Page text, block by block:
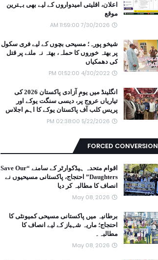
اعلان، اقلیتی امیدواروں کے لیے بھی بہترین
موقع
7/30/2026 11:59:00 AM
شیخو پورہ؛ مسیحی بچوں کے لیے فری سکول
پر بھتہ خوروں کا حملہ، بھتہ نہ ملنے پر قتل
کی دھمکیاں
4/30/2022 01:52:00 PM
انگلینڈ میں یومِ آزادی پاکستان 2026 کی
تیاریاں عروج پر، دیسی سنگت یوکے اور
پریس کلب آف پاکستان یوکے کا اہم اجلاس
5/22/2026 02:38:00 PM
FORCED CONVERSION
اقوام متحدہ ہیڈکوارٹر کے سامنے “Save Our
Daughters” احتجاج، پاکستانی مسیحیوں نے
انصاف کا مطالبہ کر دیا
May 08, 2026
برطانیہ میں پاکستانی مسیحی کمیونٹی کا
احتجاج؛ ماریہ شہباز کے لیے انصاف کا
مطالبہ۔
May 08, 2026